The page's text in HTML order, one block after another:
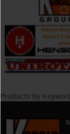
Products by Keyword